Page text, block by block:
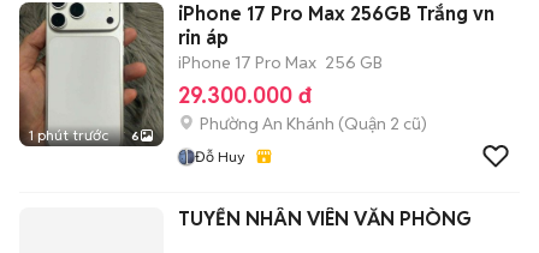
1 phút trước 6
iPhone 17 Pro Max 256GB Trắng vn
rin áp
iPhone 17 Pro Max 256 GB
29.300.000 đ
Phường An Khánh (Quận 2 cũ)
Đỗ Huy
TUYỂN NHÂN VIÊN VĂN PHÒNG